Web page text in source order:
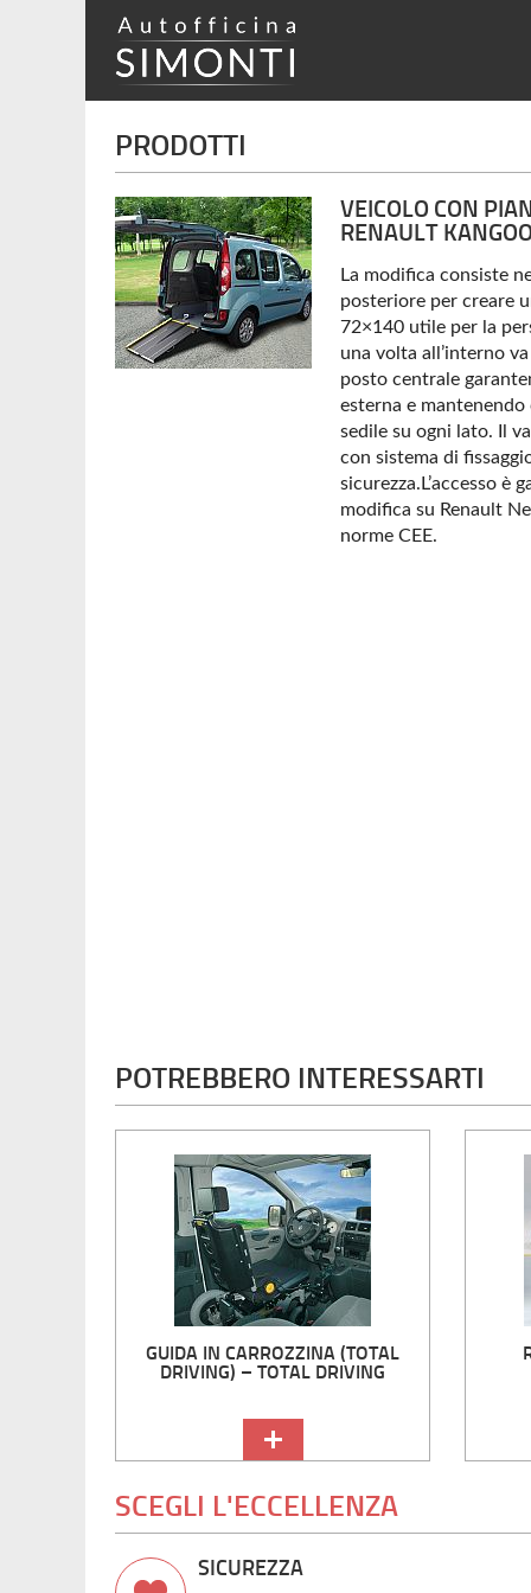
PRODOTTI
VEICOLO CON
RENAULT KANGOO
La modifica consiste
posteriore per creare
72×140 utile per la
una volta all’interno
posto centrale
esterna e mantenendo
sedile su ogni lato. Il
con sistema di
sicurezza.L’accesso è
modifica su Renault
norme CEE.
POTREBBERO INTERESSARTI
GUIDA IN CARROZZINA (TOTAL
DRIVING) – TOTAL DRIVING
SCEGLI L'ECCELLENZA
SICUREZZA